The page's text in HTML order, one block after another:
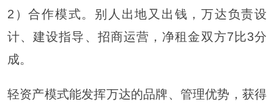
2）合作模式。别人出地又出钱，万达负责设
计、建设指导、招商运营，净租金双方7比3分
成。
轻资产模式能发挥万达的品牌、管理优势，获得